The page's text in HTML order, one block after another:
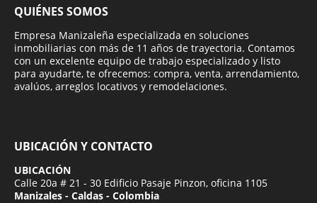
QUIÉNES SOMOS
Empresa Manizaleña especializada en soluciones
inmobiliarias con más de 11 años de trayectoria. Contamos
con un excelente equipo de trabajo especializado y listo
para ayudarte, te ofrecemos: compra, venta, arrendamiento,
avalúos, arreglos locativos y remodelaciones.
UBICACIÓN Y CONTACTO
UBICACIÓN
Calle 20a # 21 - 30 Edificio Pasaje Pinzon, oficina 1105
Manizales - Caldas - Colombia